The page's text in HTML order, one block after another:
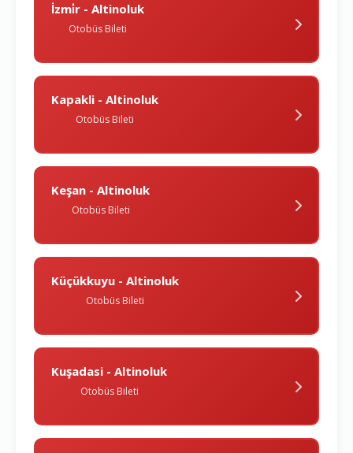
İzmi̇r - Altinoluk
Otobüs Bileti
Kapakli - Altinoluk
Otobüs Bileti
Keşan - Altinoluk
Otobüs Bileti
Küçükkuyu - Altinoluk
Otobüs Bileti
Kuşadasi - Altinoluk
Otobüs Bileti